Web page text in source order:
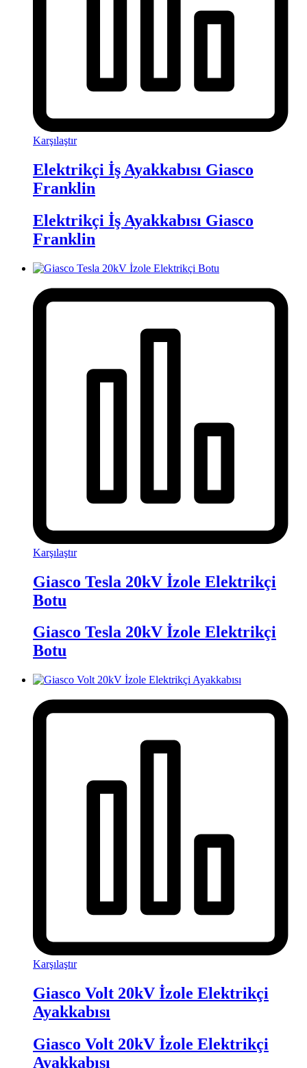
Karşılaştır
Elektrikçi İş Ayakkabısı Giasco
Franklin
Elektrikçi İş Ayakkabısı Giasco
Franklin
Karşılaştır
Giasco Tesla 20kV İzole Elektrikçi
Botu
Giasco Tesla 20kV İzole Elektrikçi
Botu
Karşılaştır
Giasco Volt 20kV İzole Elektrikçi
Ayakkabısı
Giasco Volt 20kV İzole Elektrikçi
Ayakkabısı